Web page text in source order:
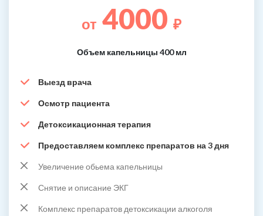
от 4000 ₽
Объем капельницы 400 мл
Выезд врача
Осмотр пациента
Детоксикационная терапия
Предоставляем комплекс препаратов на 3 дня
Увеличение обьема капельницы
Снятие и описание ЭКГ
Комплекс препаратов детоксикации алкоголя